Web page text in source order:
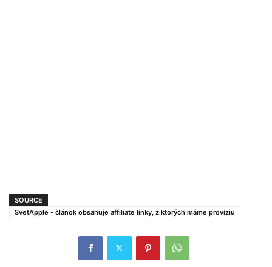
SOURCE
SvetApple - článok obsahuje affiliate linky, z ktorých máme províziu